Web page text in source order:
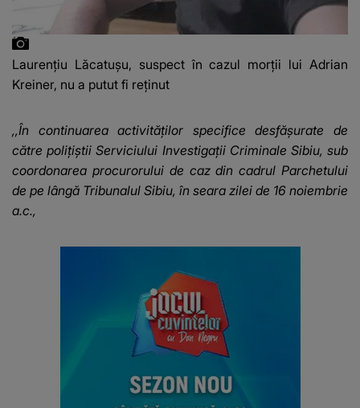
Laurențiu Lăcatușu, suspect în cazul morții lui Adrian
Kreiner, nu a putut fi reținut
,,În continuarea activităților specifice desfășurate de
către polițiștii Serviciului Investigații Criminale Sibiu, sub
coordonarea procurorului de caz din cadrul Parchetului
de pe lângă Tribunalul Sibiu, în seara zilei de 16 noiembrie
a.c.,